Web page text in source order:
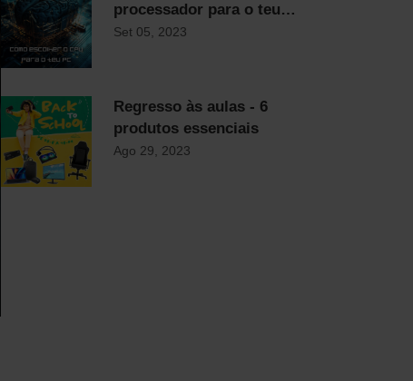
processador para o teu
computador
Set 05, 2023
Regresso às aulas - 6
produtos essenciais
Ago 29, 2023